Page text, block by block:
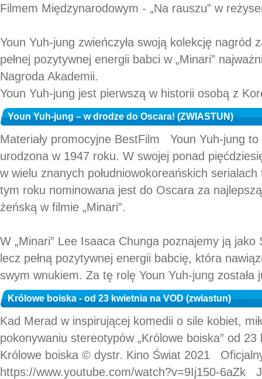
Filmem Międzynarodowym - „Na rauszu” w
Youn Yuh-jung zwieńczyła swoją kolekcję nagród
pełnej pozytywnej energii babci w „Minari”
Nagroda Akademii.
Youn Yuh-jung jest pierwszą w historii osobą z
Youn Yuh-jung – w drodze do Oscara! (ZWIASTUN)
Materiały promocyjne BestFilm Youn Yuh-jung
urodzona w 1947 roku. W swojej ponad
w wielu znanych południowokoreańskich
tym roku nominowana jest do Oscara za
żeńską w filmie „Minari”.
W „Minari” Lee Isaaca Chunga poznajemy ją
lecz pełną pozytywnej energii babcię, która
swym wnukiem. Za tę rolę Youn Yuh-jung została
Królowe boiska - od 23 kwietnia na VOD (zwiastun)
Kad Merad w inspirującej komedii o sile kobiet,
pokonywaniu stereotypów „Królowe boiska” od
Królowe boiska © dystr. Kino Świat 2021
https://www.youtube.com/watch?v=9Ij150-6aZk